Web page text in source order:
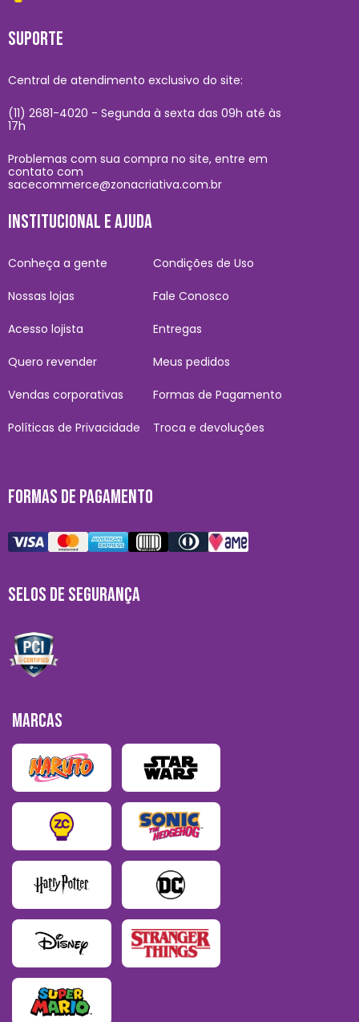
SUPORTE
Central de atendimento exclusivo do site:
(11) 2681-4020 - Segunda à sexta das 09h até às
17h
Problemas com sua compra no site, entre em
contato com
sacecommerce@zonacriativa.com.br
INSTITUCIONAL E AJUDA
Conheça a gente
Nossas lojas
Acesso lojista
Quero revender
Vendas corporativas
Políticas de Privacidade
Condições de Uso
Fale Conosco
Entregas
Meus pedidos
Formas de Pagamento
Troca e devoluções
FORMAS DE PAGAMENTO
SELOS DE SEGURANÇA
MARCAS